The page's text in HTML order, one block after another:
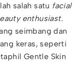
salah satu facial
enthusiast.
seimbang dan
keras, seperti
Gentle Skin